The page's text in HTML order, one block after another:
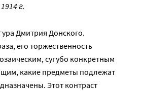
г.
Дмитрия Донского.
его торжественность
сугубо конкретным
какие предметы подлежат
Этот контраст